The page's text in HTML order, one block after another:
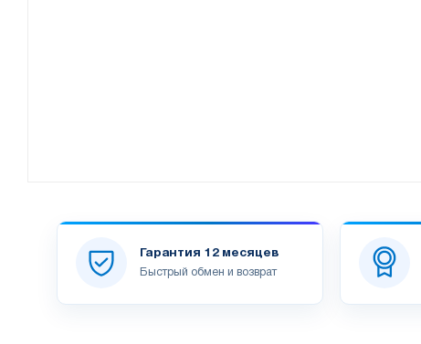
Гарантия 12 месяцев
Быстрый обмен и возврат